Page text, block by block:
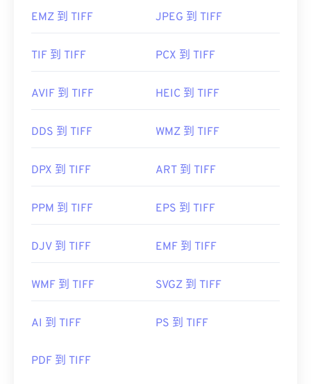
EMZ 到 TIFF JPEG 到 TIFF
TIF 到 TIFF PCX 到 TIFF
AVIF 到 TIFF HEIC 到 TIFF
DDS 到 TIFF WMZ 到 TIFF
DPX 到 TIFF ART 到 TIFF
PPM 到 TIFF EPS 到 TIFF
DJV 到 TIFF EMF 到 TIFF
WMF 到 TIFF SVGZ 到 TIFF
AI 到 TIFF PS 到 TIFF
PDF 到 TIFF